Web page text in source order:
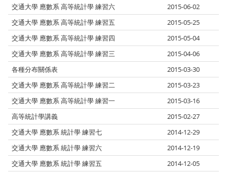
交通大學 應數系 高等統計學 練習六
2015-06-02
交通大學 應數系 高等統計學 練習五
2015-05-25
交通大學 應數系 高等統計學 練習四
2015-05-04
交通大學 應數系 高等統計學 練習三
2015-04-06
各種分布關係表
2015-03-30
交通大學 應數系 高等統計學 練習二
2015-03-23
交通大學 應數系 高等統計學 練習一
2015-03-16
高等統計學講義
2015-02-27
交通大學 應數系 統計學 練習七
2014-12-29
交通大學 應數系 統計學 練習六
2014-12-19
交通大學 應數系 統計學 練習五
2014-12-05